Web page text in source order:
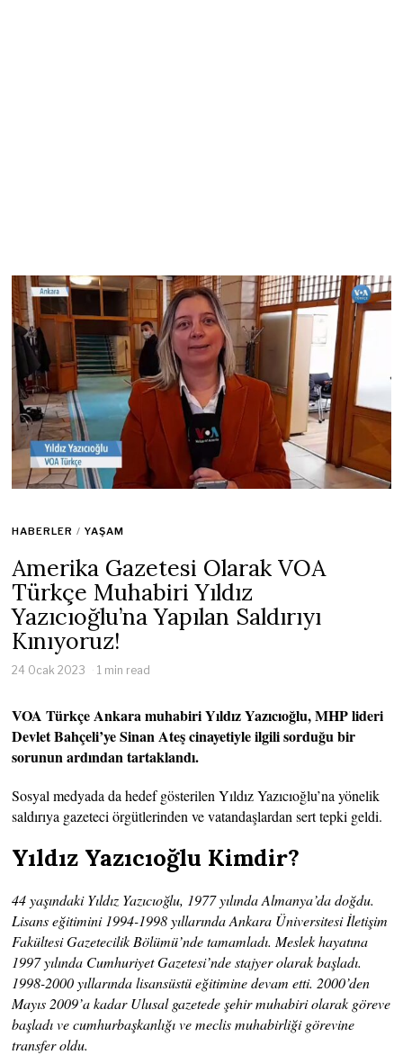
HABERLER / YAŞAM
Amerika Gazetesi Olarak VOA
Türkçe Muhabiri Yıldız
Yazıcıoğlu’na Yapılan Saldırıyı
Kınıyoruz!
24 Ocak 2023 1 min read
VOA Türkçe Ankara muhabiri Yıldız Yazıcıoğlu, MHP lideri
Devlet Bahçeli’ye Sinan Ateş cinayetiyle ilgili sorduğu bir
sorunun ardından tartaklandı.
Sosyal medyada da hedef gösterilen Yıldız Yazıcıoğlu’na yönelik
saldırıya gazeteci örgütlerinden ve vatandaşlardan sert tepki geldi.
Yıldız Yazıcıoğlu Kimdir?
44 yaşındaki Yıldız Yazıcıoğlu, 1977 yılında Almanya’da doğdu.
Lisans eğitimini 1994-1998 yıllarında Ankara Üniversitesi İletişim
Fakültesi Gazetecilik Bölümü’nde tamamladı. Meslek hayatına
1997 yılında Cumhuriyet Gazetesi’nde stajyer olarak başladı.
1998-2000 yıllarında lisansüstü eğitimine devam etti. 2000’den
Mayıs 2009’a kadar Ulusal gazetede şehir muhabiri olarak göreve
başladı ve cumhurbaşkanlığı ve meclis muhabirliği görevine
transfer oldu.